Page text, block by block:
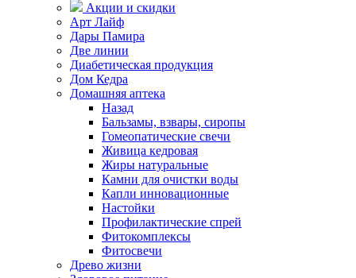
Акции и скидки
Арт Лайф
Дары Памира
Две линии
Диабетическая продукция
Дом Кедра
Домашняя аптека
Назад
Бальзамы, взвары, сиропы
Гомеопатические свечи
Живица кедровая
Жиры натуральные
Камни для очистки воды
Капли инновационные
Настойки
Профилактические спрей
Фитокомплексы
Фитосвечи
Древо жизни